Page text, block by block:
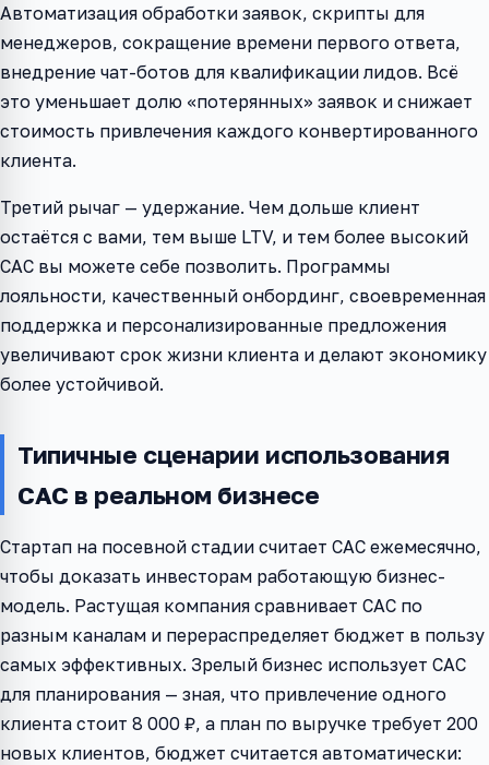
Автоматизация обработки заявок, скрипты для
менеджеров, сокращение времени первого ответа,
внедрение чат-ботов для квалификации лидов. Всё
это уменьшает долю «потерянных» заявок и снижает
стоимость привлечения каждого конвертированного
клиента.
Третий рычаг — удержание. Чем дольше клиент
остаётся с вами, тем выше LTV, и тем более высокий
CAC вы можете себе позволить. Программы
лояльности, качественный онбординг, своевременная
поддержка и персонализированные предложения
увеличивают срок жизни клиента и делают экономику
более устойчивой.
Типичные сценарии использования
CAC в реальном бизнесе
Стартап на посевной стадии считает CAC ежемесячно,
чтобы доказать инвесторам работающую бизнес-
модель. Растущая компания сравнивает CAC по
разным каналам и перераспределяет бюджет в пользу
самых эффективных. Зрелый бизнес использует CAC
для планирования — зная, что привлечение одного
клиента стоит 8 000 ₽, а план по выручке требует 200
новых клиентов, бюджет считается автоматически: